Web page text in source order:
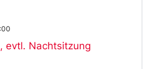
evtl. Nachtsitzung